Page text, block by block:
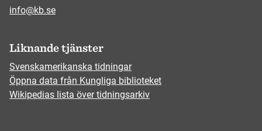
info@kb.se
Liknande tjänster
Svenskamerikanska tidningar
Öppna data från Kungliga biblioteket
Wikipedias lista över tidningsarkiv